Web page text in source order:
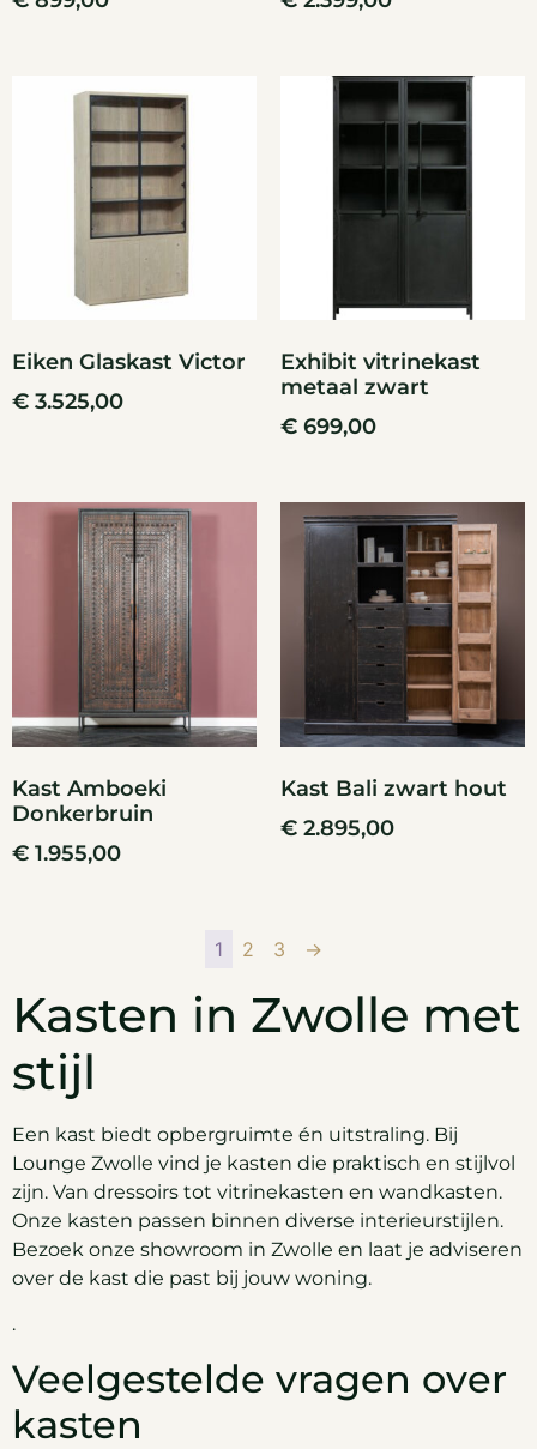
Eiken Glaskast Victor
€ 3.525,00
Exhibit vitrinekast
metaal zwart
€ 699,00
Kast Amboeki
Donkerbruin
€ 1.955,00
Kast Bali zwart hout
€ 2.895,00
1 2 3 →
Kasten in Zwolle met
stijl
Een kast biedt opbergruimte én uitstraling. Bij
Lounge Zwolle vind je kasten die praktisch en stijlvol
zijn. Van dressoirs tot vitrinekasten en wandkasten.
Onze kasten passen binnen diverse interieurstijlen.
Bezoek onze showroom in Zwolle en laat je adviseren
over de kast die past bij jouw woning.
.
Veelgestelde vragen over
kasten